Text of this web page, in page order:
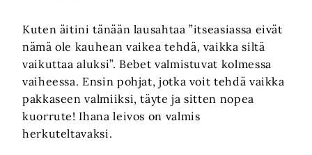
Kuten äitini tänään lausahtaa ”itseasiassa eivät
nämä ole kauhean vaikea tehdä, vaikka siltä
vaikuttaa aluksi”. Bebet valmistuvat kolmessa
vaiheessa. Ensin pohjat, jotka voit tehdä vaikka
pakkaseen valmiiksi, täyte ja sitten nopea
kuorrute! Ihana leivos on valmis
herkuteltavaksi.